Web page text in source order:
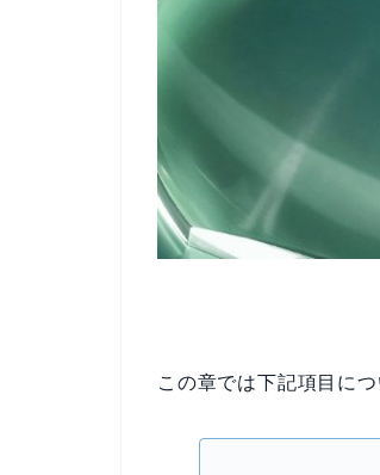
この章では下記項目につ